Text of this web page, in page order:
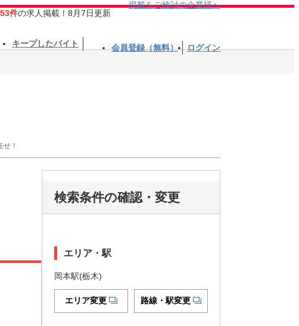
件の求人掲載！8月7日更新
掲載をご検討の企業様へ
キープしたバイト 会員登録（無料） ログイン
！
検索条件の確認・変更
エリア・駅
岡本駅(栃木)
エリア変更 路線・駅変更